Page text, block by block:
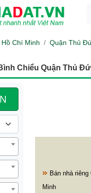
Hồ Chí Minh Quận Thủ
Chiểu Quận Thủ
Bán nhà
Minh